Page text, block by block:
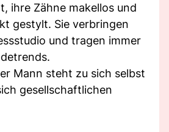
ihre Zähne makellos und
gestylt. Sie verbringen
und tragen immer
Mann steht zu sich selbst
gesellschaftlichen